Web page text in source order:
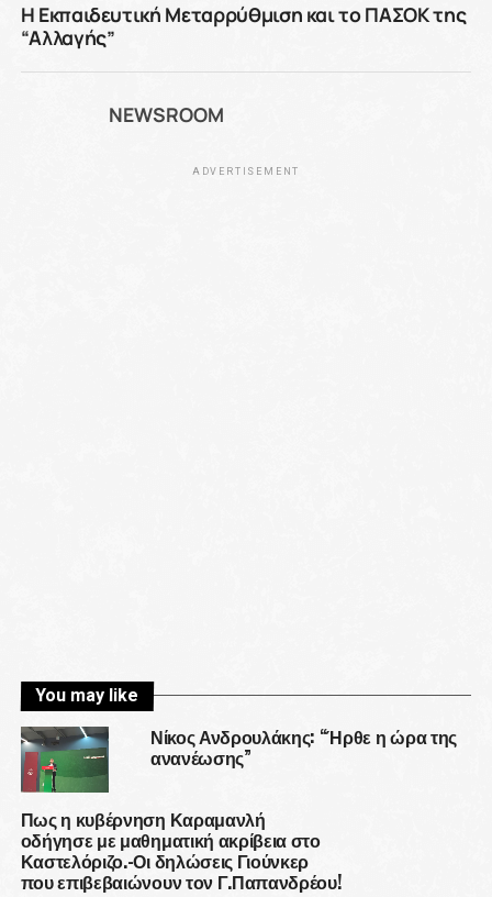
Η Eκπαιδευτική Μεταρρύθμιση και το ΠΑΣΟΚ της
“Αλλαγής”
NEWSROOM
ADVERTISEMENT
You may like
Νίκος Ανδρουλάκης: “Ήρθε η ώρα της
ανανέωσης”
Πως η κυβέρνηση Καραμανλή
οδήγησε με μαθηματική ακρίβεια στο
Καστελόριζο.-Οι δηλώσεις Γιούνκερ
που επιβεβαιώνουν τον Γ.Παπανδρέου!